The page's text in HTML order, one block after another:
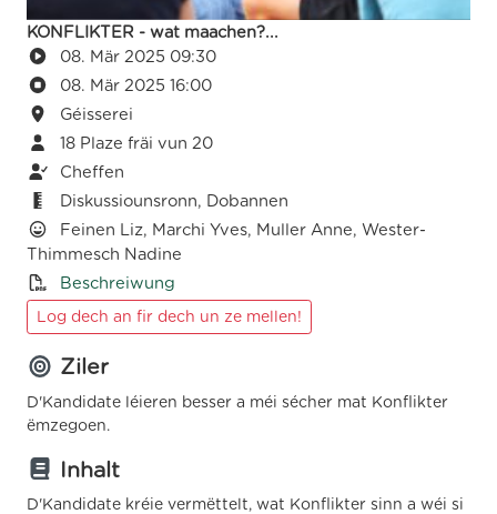
KONFLIKTER - wat maachen?...
08. Mär 2025 09:30
08. Mär 2025 16:00
Géisserei
18 Plaze fräi vun 20
Cheffen
Diskussiounsronn, Dobannen
Feinen Liz, Marchi Yves, Muller Anne, Wester-
Thimmesch Nadine
Beschreiwung
Log dech an fir dech un ze mellen!
Ziler
D'Kandidate léieren besser a méi sécher mat Konflikter
ëmzegoen.
Inhalt
D'Kandidate kréie vermëttelt, wat Konflikter sinn a wéi si